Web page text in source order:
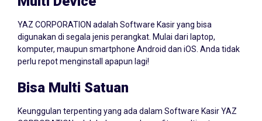
digunakan di segala jenis perangkat. Mulai dari laptop,
komputer, maupun smartphone Android dan iOS. Anda tidak
perlu repot menginstall apapun lagi!
CORPORATION adalah dengan adanya fitur multi satuan,